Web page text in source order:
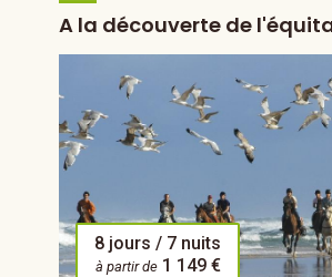
A la découverte de
8 jours / 7 nuits
à partir de 1 149 €